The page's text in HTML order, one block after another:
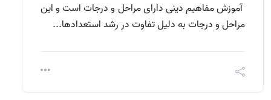
آموزش مفاهیم دینی دارای مراحل و درجات است و این
مراحل و درجات به دلیل تفاوت در رشد استعدادها...